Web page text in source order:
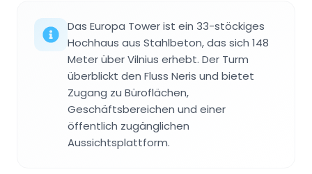
Das Europa Tower ist ein 33-stöckiges
Hochhaus aus Stahlbeton, das sich 148
Meter über Vilnius erhebt. Der Turm
überblickt den Fluss Neris und bietet
Zugang zu Büroflächen,
Geschäftsbereichen und einer
öffentlich zugänglichen
Aussichtsplattform.